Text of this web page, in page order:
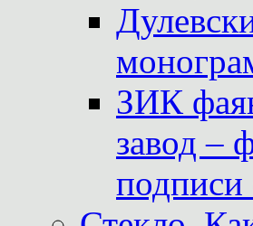
ЗИК
завод –
подписи